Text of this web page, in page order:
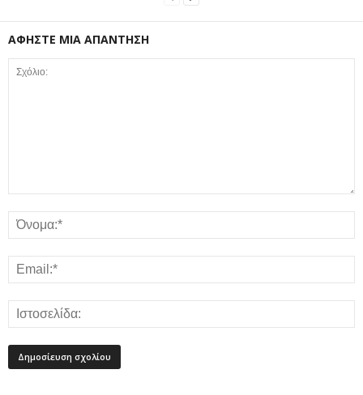
ΑΦΗΣΤΕ ΜΙΑ ΑΠΑΝΤΗΣΗ